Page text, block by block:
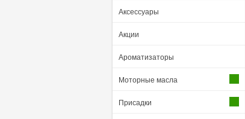
Аксессуары
Акции
Ароматизаторы
Моторные масла
Присадки